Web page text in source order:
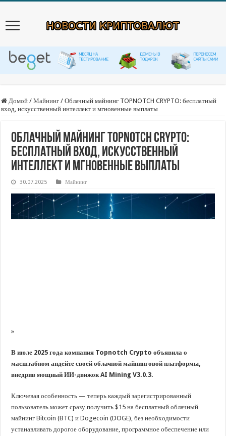
Домой / Майнинг / Облачный майнинг TOPNOTCH CRYPTO: бесплатный
вход, искусственный интеллект и мгновенные выплаты
Облачный майнинг TOPNOTCH CRYPTO:
бесплатный вход, искусственный
интеллект и мгновенные выплаты
30.07.2025 Майнинг
»
В июле 2025 года компания Topnotch Crypto объявила о
масштабном апдейте своей облачной майнинговой платформы,
внедрив мощный ИИ-движок AI Mining V3.0.3.
Ключевая особенность — теперь каждый зарегистрированный
пользователь может сразу получить $15 на бесплатный облачный
майнинг Bitcoin (BTC) и Dogecoin (DOGE), без необходимости
устанавливать дорогое оборудование, программное обеспечение или